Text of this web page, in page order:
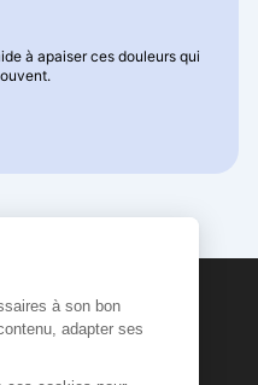
à apaiser ces douleurs qui